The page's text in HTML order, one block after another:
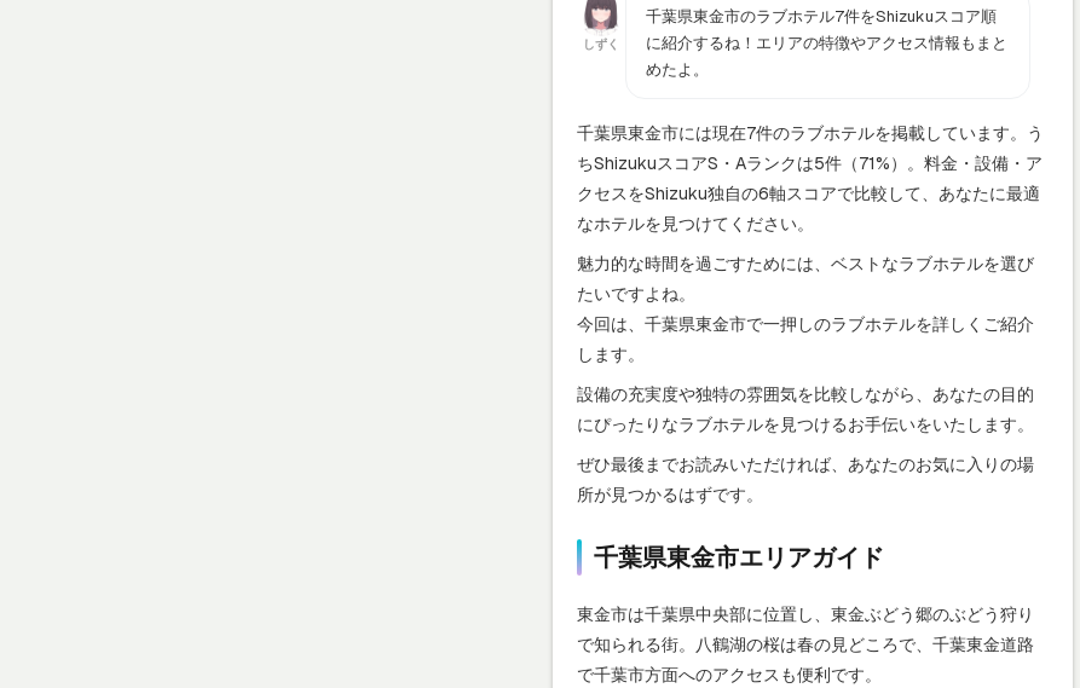
しずく
千葉県東金市のラブホテル7件をShizukuスコア順
に紹介するね！エリアの特徴やアクセス情報もまと
めたよ。
千葉県東金市には現在7件のラブホテルを掲載しています。う
ちShizukuスコアS・Aランクは5件（71%）。料金・設備・ア
クセスをShizuku独自の6軸スコアで比較して、あなたに最適
なホテルを見つけてください。
魅力的な時間を過ごすためには、ベストなラブホテルを選び
たいですよね。
今回は、千葉県東金市で一押しのラブホテルを詳しくご紹介
します。
設備の充実度や独特の雰囲気を比較しながら、あなたの目的
にぴったりなラブホテルを見つけるお手伝いをいたします。
ぜひ最後までお読みいただければ、あなたのお気に入りの場
所が見つかるはずです。
千葉県東金市エリアガイド
東金市は千葉県中央部に位置し、東金ぶどう郷のぶどう狩り
で知られる街。八鶴湖の桜は春の見どころで、千葉東金道路
で千葉市方面へのアクセスも便利です。